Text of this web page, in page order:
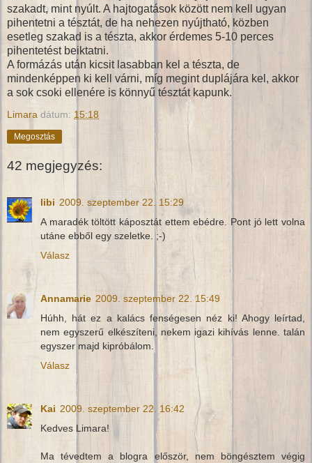
szakadt, mint nyúlt. A hajtogatások között nem kell ugyan
pihentetni a tésztát, de ha nehezen nyújtható, közben
esetleg szakad is a tészta, akkor érdemes 5-10 perces
pihentetést beiktatni.
A formázás után kicsit lasabban kel a tészta, de
mindenképpen ki kell várni, míg megint duplájára kel, akkor
a sok csoki ellenére is könnyű tésztát kapunk.
Limara dátum: 15:18
Megosztás
42 megjegyzés:
libi 2009. szeptember 22. 15:29
A maradék töltött káposztát ettem ebédre. Pont jó lett volna
utáne ebből egy szeletke. ;-)
Válasz
Annamarie 2009. szeptember 22. 15:49
Húhh, hát ez a kalács fenségesen néz ki! Ahogy leírtad,
nem egyszerű elkészíteni, nekem igazi kihívás lenne. talán
egyszer majd kipróbálom.
Válasz
Kai 2009. szeptember 22. 16:42
Kedves Limara!
Ma tévedtem a blogra először, nem böngésztem végig